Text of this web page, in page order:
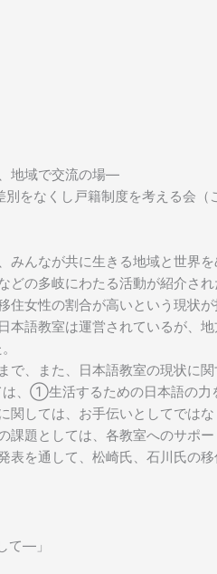
地域で交流の場―
をなくし戸籍制度を考える会
んなが共に生きる地域と世界
の多岐にわたる活動が紹介さ
女性の割合が高いという現状
本語教室は運営されているが
、また、日本語教室の現状に
は、①生活するための日本語
しては、お手伝いとしてでは
題としては、各教室へのサポ
を通して、松崎氏、石川氏の
て―」